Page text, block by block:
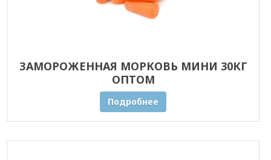
ЗАМОРОЖЕННАЯ МОРКОВЬ МИНИ 30КГ
ОПТОМ
Подробнее